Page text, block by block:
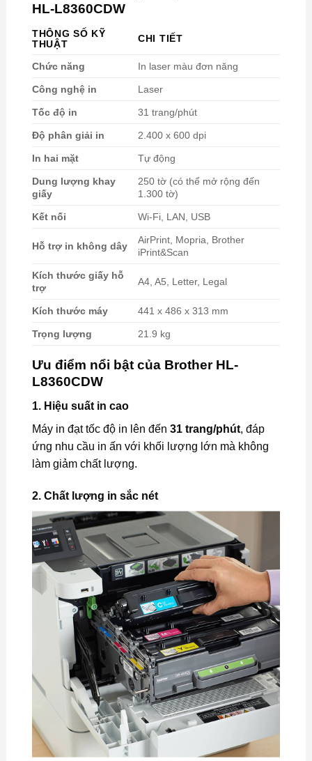
HL-L8360CDW
THÔNG SỐ KỸ
THUẬT
CHI TIẾT
Chức năng In laser màu đơn năng
Công nghệ in Laser
Tốc độ in 31 trang/phút
Độ phân giải in 2.400 x 600 dpi
In hai mặt Tự động
Dung lượng khay
giấy
250 tờ (có thể mở rộng đến
1.300 tờ)
Kết nối Wi-Fi, LAN, USB
Hỗ trợ in không dây
AirPrint, Mopria, Brother
iPrint&Scan
Kích thước giấy hỗ
trợ
A4, A5, Letter, Legal
Kích thước máy 441 x 486 x 313 mm
Trọng lượng 21.9 kg
Ưu điểm nổi bật của Brother HL-
L8360CDW
1. Hiệu suất in cao
Máy in đạt tốc độ in lên đến 31 trang/phút, đáp
ứng nhu cầu in ấn với khối lượng lớn mà không
làm giảm chất lượng.
2. Chất lượng in sắc nét